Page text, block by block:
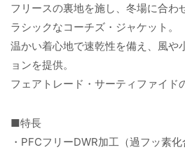
フリースの裏地を施し、冬場に合わ
ラシックなコーチズ・ジャケット。
温かい着心地で速乾性を備え、風や
ョンを提供。
フェアトレード・サーティファイド
■特長
・PFCフリーDWR加工（過フッ素